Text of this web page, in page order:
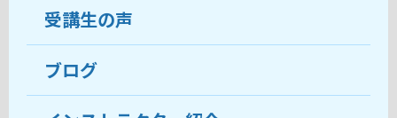
おすすめ・人気の講座
目的から講座を探す
教室ブログ
料金
受講までの流れ
よくあるご質問
受講生の声
ブログ